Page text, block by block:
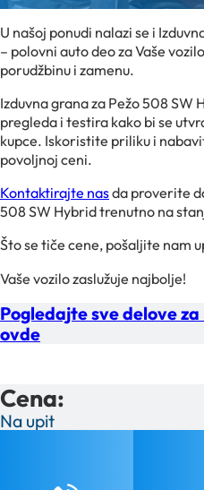
U našoj ponudi nalazi se i
– polovni auto deo za Vaše
porudžbinu i zamenu.
Izduvna grana za Pežo 508
pregleda i testira kako bi se
kupce. Iskoristite priliku i
povoljnoj ceni.
Kontaktirajte nasda proverite
508 SW Hybrid trenutno na
Što se tiče cene, pošaljite nam
Vaše vozilo zaslužuje najbolje!
Pogledajte sve delove
ovde
Cena:
Na upit